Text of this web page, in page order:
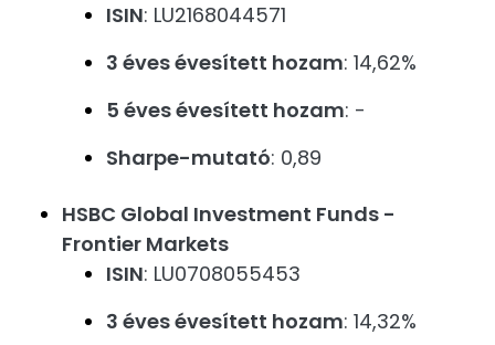
ISIN: LU2168044571
3 éves évesített hozam: 14,62%
5 éves évesített hozam: -
Sharpe-mutató: 0,89
HSBC Global Investment Funds -
Frontier Markets
ISIN: LU0708055453
3 éves évesített hozam: 14,32%